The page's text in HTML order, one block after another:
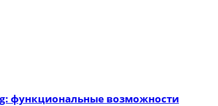
функциональные возможности